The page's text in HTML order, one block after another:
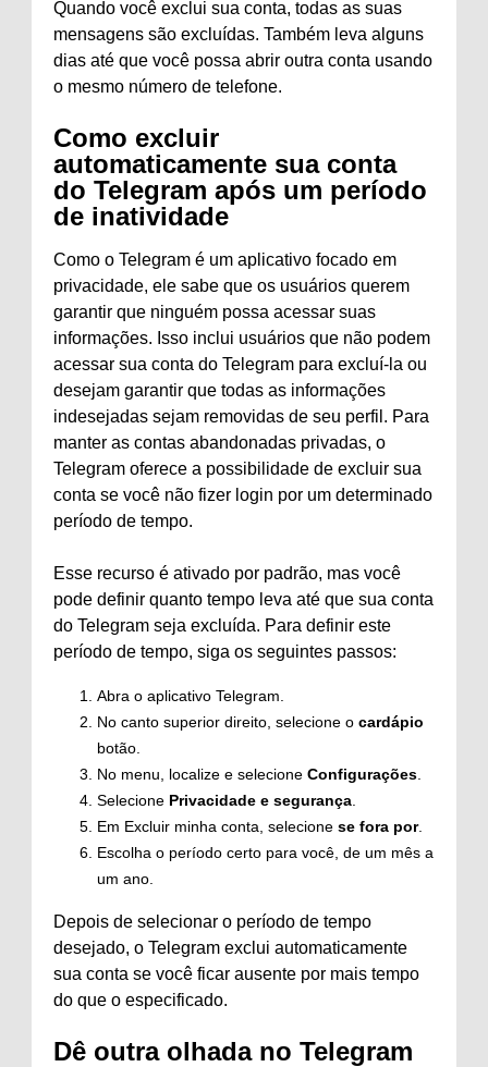
Quando você exclui sua conta, todas as suas
mensagens são excluídas. Também leva alguns
dias até que você possa abrir outra conta usando
o mesmo número de telefone.
Como excluir
automaticamente sua conta
do Telegram após um período
de inatividade
Como o Telegram é um aplicativo focado em
privacidade, ele sabe que os usuários querem
garantir que ninguém possa acessar suas
informações. Isso inclui usuários que não podem
acessar sua conta do Telegram para excluí-la ou
desejam garantir que todas as informações
indesejadas sejam removidas de seu perfil. Para
manter as contas abandonadas privadas, o
Telegram oferece a possibilidade de excluir sua
conta se você não fizer login por um determinado
período de tempo.
Esse recurso é ativado por padrão, mas você
pode definir quanto tempo leva até que sua conta
do Telegram seja excluída. Para definir este
período de tempo, siga os seguintes passos:
Abra o aplicativo Telegram.
No canto superior direito, selecione o cardápio
botão.
No menu, localize e selecione Configurações
Selecione Privacidade e segurança
Em Excluir minha conta, selecione se fora por.
Escolha o período certo para você, de um mês a
um ano.
Depois de selecionar o período de tempo
desejado, o Telegram exclui automaticamente
sua conta se você ficar ausente por mais tempo
do que o especificado.
Dê outra olhada no Telegram